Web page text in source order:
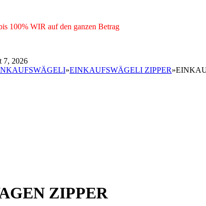
100% WIR auf den ganzen Betrag
7, 2026
»EINKAUFSWÄGELI ZIPPER»
ZIPPER